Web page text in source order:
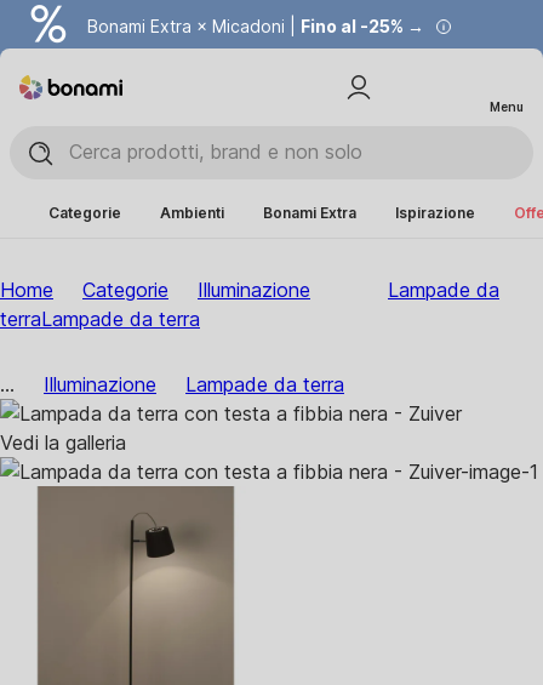
Bonami Extra × Micadoni | Fino al -25% →
Menu
Categorie Ambienti Bonami Extra Ispirazione
Home Categorie Illuminazione
Lampade da
terraLampade da terra
... Illuminazione Lampade da terra
Vedi la galleria